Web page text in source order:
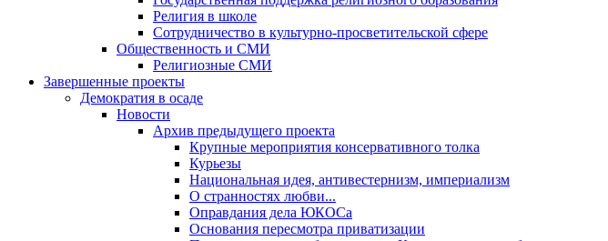
Религия в школе
Сотрудничество в культурно-просветительской сфере
Общественность и СМИ
Религиозные СМИ
Завершенные проекты
Демократия в осаде
Новости
Архив предыдущего проекта
Крупные мероприятия консервативного толка
Курьезы
Национальная идея, антивестернизм, империализм
О странностях любви...
Оправдания дела ЮКОСа
Основания пересмотра приватизации